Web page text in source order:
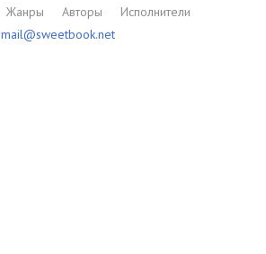
Жанры Авторы
Исполнители
mail@sweetbook.net